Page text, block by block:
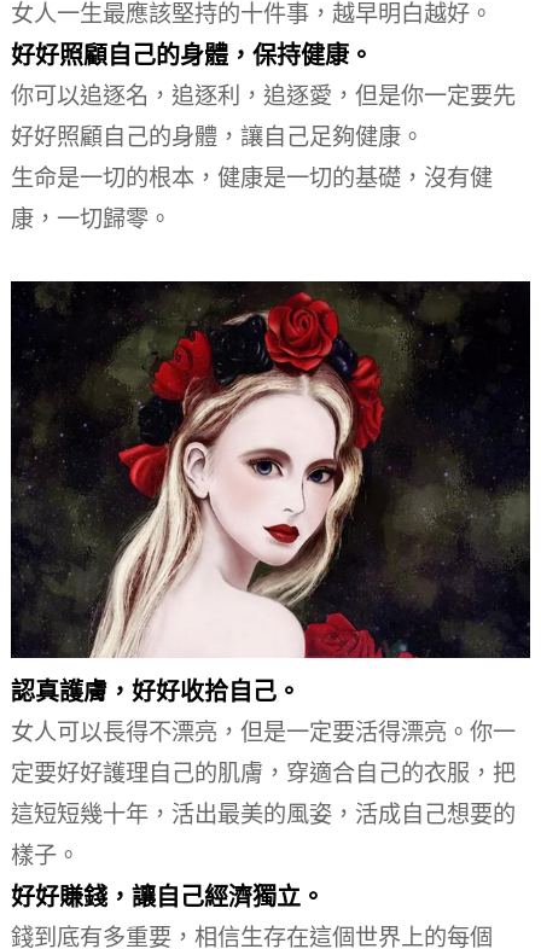
女人一生最應該堅持的十件事，越早明白越好。
好好照顧自己的身體，保持健康。
你可以追逐名，追逐利，追逐愛，但是你一定要先
好好照顧自己的身體，讓自己足夠健康。
生命是一切的根本，健康是一切的基礎，沒有健
康，一切歸零。
認真護膚，好好收拾自己。
女人可以長得不漂亮，但是一定要活得漂亮。 你一
定要好好護理自己的肌膚，穿適合自己的衣服，把
這短短幾十年，活出最美的風姿，活成自己想要的
樣子。
好好賺錢，讓自己經濟獨立。
錢到底有多重要，相信生存在這個世界上的每個